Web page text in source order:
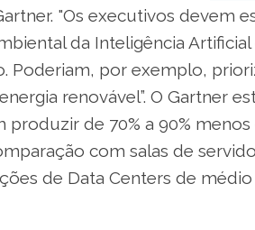
"Os executivos devem
da Inteligência
Poderiam, por exemplo,
renovável”. O Gartner
de 70% a 90% menos
com salas de
de Data Centers de